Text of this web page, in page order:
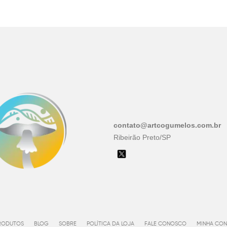
contato@artcogumelos.com.br
Ribeirão Preto/SP
BLOG SOBRE POLÍTICA DA LOJA FALE CONOSCO MINHA